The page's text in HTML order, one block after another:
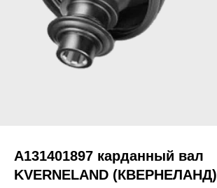
A131401897 карданный вал
KVERNELAND (КВЕРНЕЛАНД)